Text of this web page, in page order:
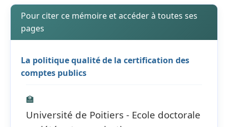
Pour citer ce mémoire et accéder à toutes ses
pages
La politique qualité de la certification des
comptes publics
🏫
Université de Poitiers - Ecole doctorale